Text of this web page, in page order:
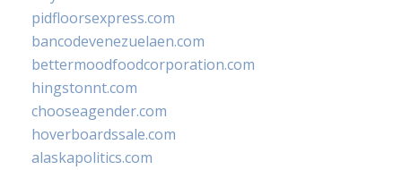
pidfloorsexpress.com
bancodevenezuelaen.com
bettermoodfoodcorporation.com
hingstonnt.com
chooseagender.com
hoverboardssale.com
alaskapolitics.com